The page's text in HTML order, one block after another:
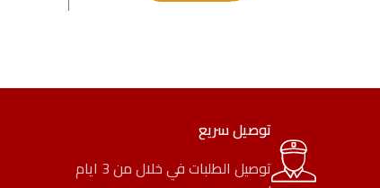
توصيل سريع
توصيل الطلبات في خلال من 3 ايام